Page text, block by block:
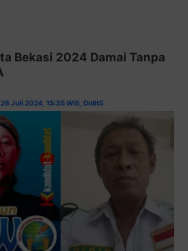
Bekasi 2024 Damai Tanpa
Juli 2024, 15:35 WIB, DiditS